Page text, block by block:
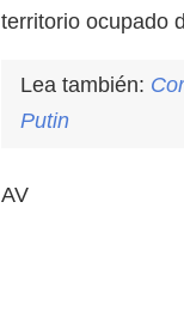
territorio ocupado
Lea también:
Putin
AV